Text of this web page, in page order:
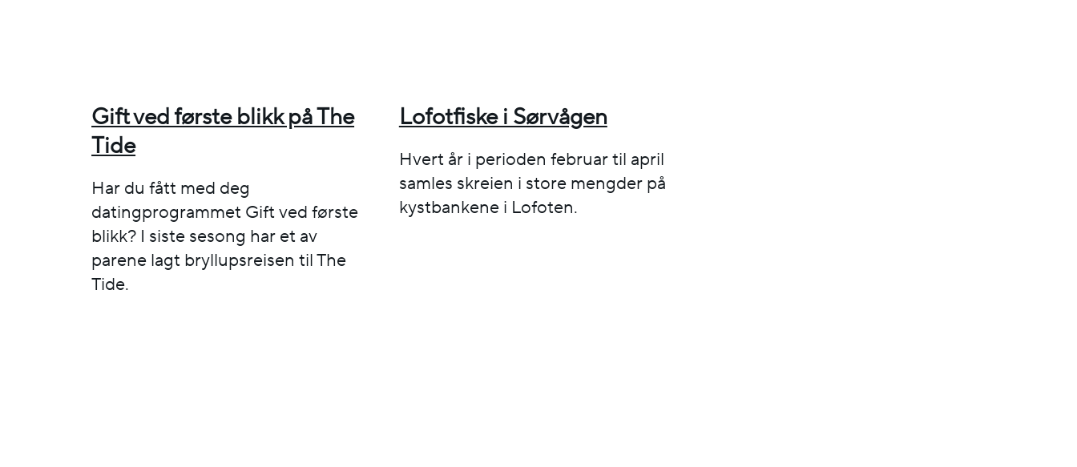
Gift ved første blikk på The
Tide
Har du fått med deg
datingprogrammet Gift ved første
blikk? I siste sesong har et av
parene lagt bryllupsreisen til The
Tide.
Lofotfiske i Sørvågen
Hvert år i perioden februar til april
samles skreien i store mengder på
kystbankene i Lofoten.